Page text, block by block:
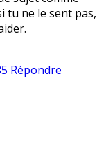
tu ne le sent pas,
Répondre